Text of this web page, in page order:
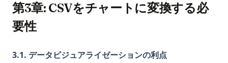
第3章: CSVをチャートに変換する必
要性
3.1. データビジュアライゼーションの利点